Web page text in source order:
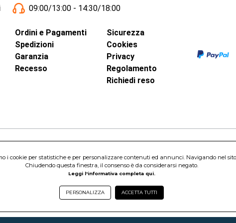
09:00/13:00 - 14:30/18:00
Ordini e Pagamenti
Spedizioni
Garanzia
Recesso
Sicurezza
Cookies
Privacy
Regolamento
Richiedi reso
40 - 00015 Monterotondo Scalo (RM)
Sociale 1.600.000,00 Euro i.v. Iscritto al Registro delle Imprese di Roma
Scalo (RM) - Telefono:06.90095358
i cookie per statistiche e per personalizzare contenuti ed annunci. Navigando nel
Chiudendo questa finestra, il consenso è da considerarsi negato.
Leggi l'informativa completa qui.
PERSONALIZZA ACCETTA TUTTI